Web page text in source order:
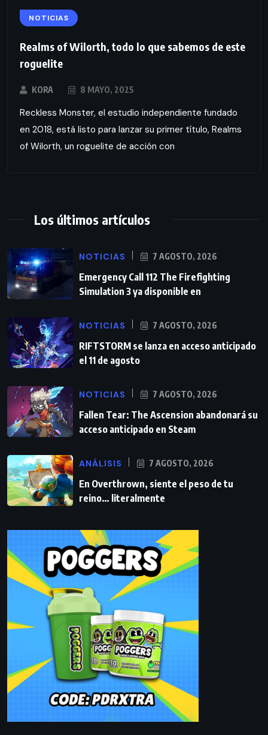
NOTICIAS
Realms of Wilorth, todo lo que sabemos de este
roguelite
KORA 8 MAYO, 2025
Reckless Monster, el estudio independiente fundado
en 2018, está listo para lanzar su primer título, Realms
of Wilorth, un roguelite de acción con
Los últimos artículos
NOTICIAS 7 AGOSTO, 2026
Emergency Call 112 The Firefighting
Simulation 3 ya disponible en
NOTICIAS 7 AGOSTO, 2026
RIFTSTORM se lanza en acceso anticipado
el 11 de agosto
NOTICIAS 7 AGOSTO, 2026
Fallen Tear: The Ascension abandonará su
acceso anticipado en Steam
ANÁLISIS 7 AGOSTO, 2026
En Overthrown, siente el peso de tu
reino… literalmente